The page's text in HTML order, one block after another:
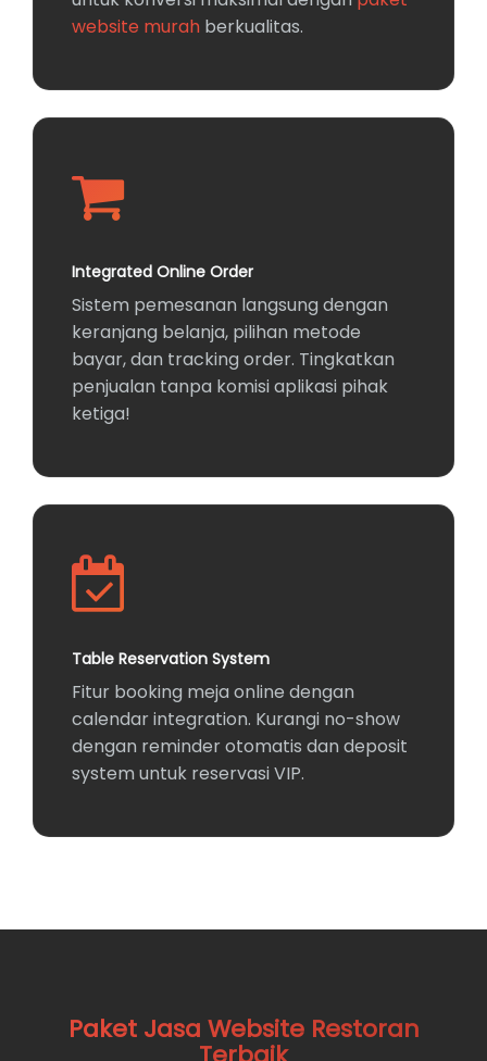
website murah berkualitas.
Integrated Online Order
Sistem pemesanan langsung dengan
keranjang belanja, pilihan metode
bayar, dan tracking order. Tingkatkan
penjualan tanpa komisi aplikasi pihak
ketiga!
Table Reservation System
Fitur booking meja online dengan
calendar integration. Kurangi no-show
dengan reminder otomatis dan deposit
system untuk reservasi VIP.
Paket Jasa Website Restoran